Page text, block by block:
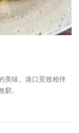
美味。港口景致相伴
。